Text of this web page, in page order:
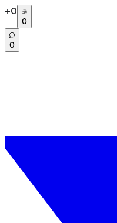
+0
0
0